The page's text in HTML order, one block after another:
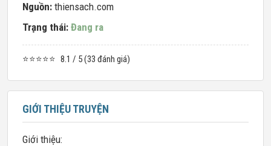
Nguồn: thiensach.com
Trạng thái: Đang ra
⭐⭐⭐⭐⭐ 8.1 / 5 (33 đánh giá)
GIỚI THIỆU TRUYỆN
Giới thiệu: